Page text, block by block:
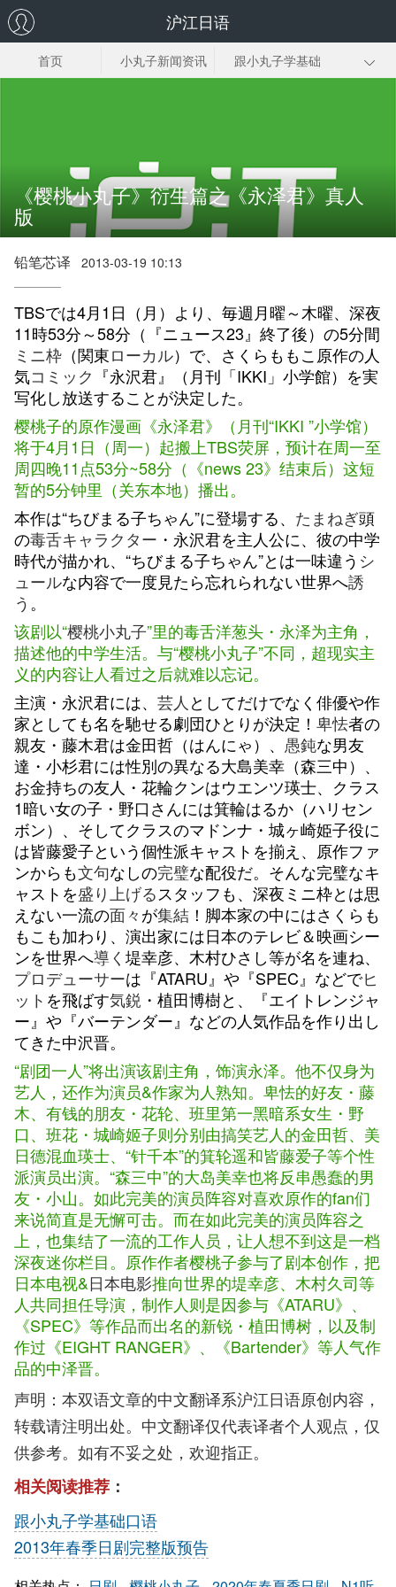
沪江日语
首页 小丸子新闻资讯
跟小丸子学基础
《樱桃小丸子》衍生篇之《永泽君》真人
版
铅笔芯译 2013-03-19 10:13
TBSでは4月1日（月）より、毎週月曜～木曜、深夜
11時53分～58分（『ニュース23』終了後）の5分間
ミニ枠 （関東ローカル）で、さくらももこ原作の人
気コミック 『永沢君』（月刊「IKKI」小学館）を実
写化し放送することが決定した。
樱桃子的原作漫画《永泽君》（月刊“IKKI ”小学馆）
将于4月1日（周一）起搬上TBS荧屏，预计在周一至
周四晚11点53分~58分（《news 23》结束后）这短
暂的5分钟里（关东本地）播出。
本作は“ちびまる子ちゃん”に登場する、 たまねぎ頭
の毒舌キャラクター ・永沢君を主人公に、彼の中学
時代が描かれ、“ちびまる子ちゃん”とは一味違う シ
ュールな内容で一度見たら忘れられない世界へ誘
う 。
该剧以“樱桃小丸子”里的毒舌洋葱头・永泽为主角，
描述他的中学生活。与“樱桃小丸子”不同，超现实主
义的内容让人看过之后就难以忘记。
主演・永沢君には、 芸人 としてだけでなく俳優や作
家としても名を馳せる劇団ひとりが決定！ 卑怯者の
親友・藤木君は金田哲（はんにゃ）、 愚鈍な男友
達・小杉君には性別の異なる大島美幸（森三中）、
お金持ちの友人・花輪クンはウエンツ瑛士、クラス
1暗い女の子・野口さんには箕輪はるか（ハリセン
ボン）、そしてクラスのマドンナ・城ヶ崎姫子役に
は皆藤愛子という個性派キャストを揃え、原作ファ
ンからも文句なしの完璧な配役だ。そんな完璧なキ
ャストを盛り上げるスタッフも、深夜ミニ枠とは思
えない一流の面々が集結 ！脚本家の中にはさくらも
もこも加わり、演出家には日本のテレビ＆映画シー
ンを世界へ導く 堤幸彦、木村ひさし等が名を連ね、
プロデューサーは『ATARU』や『SPEC』などでヒ
ット を飛ばす気鋭 ・植田博樹と、『エイトレンジャ
ー』や『バーテンダー』などの人気作品を作り出し
てきた中沢晋。
“剧团一人”将出演该剧主角，饰演永泽。他不仅身为
艺人，还作为演员&作家为人熟知。卑怯的好友・藤
木、有钱的朋友・花轮、班里第一黑暗系女生・野
口、班花・城崎姬子则分别由搞笑艺人的金田哲、美
日德混血瑛士、“针千本”的箕轮遥和皆藤爱子等个性
派演员出演。“森三中”的大岛美幸也将反串愚蠢的男
友・小山。如此完美的演员阵容对喜欢原作的fan们
来说简直是无懈可击。而在如此完美的演员阵容之
上，也集结了一流的工作人员，让人想不到这是一档
深夜迷你栏目。原作作者樱桃子参与了剧本创作，把
日本电视&日本电影推向世界的堤幸彦、木村久司等
人共同担任导演，制作人则是因参与《ATARU》、
《SPEC》等作品而出名的新锐・植田博树，以及制
作过《EIGHT RANGER》、《Bartender》等人气作
品的中泽晋。
声明：本双语文章的中文翻译系沪江日语原创内容，
转载请注明出处。中文翻译仅代表译者个人观点，仅
供参考。如有不妥之处，欢迎指正。
相关阅读推荐 ：
跟小丸子学基础口语
2013年春季日剧完整版预告